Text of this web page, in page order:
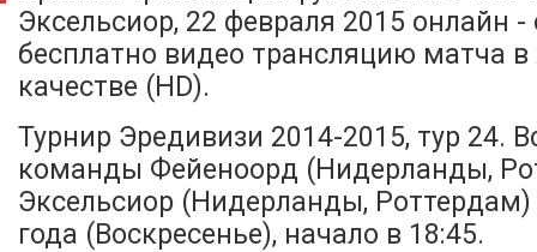
Эксельсиор, 22 февраля 2015 онлайн -
бесплатно видео трансляцию матча
качестве (HD).
Турнир Эредивизи 2014-2015, тур 24.
команды Фейеноорд (Нидерланды,
Эксельсиор (Нидерланды, Роттердам)
года (Воскресенье), начало в 18:45.